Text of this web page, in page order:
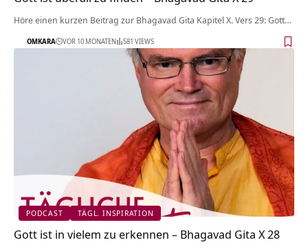
Höre einen kurzen Beitrag zur Bhagavad Gita Kapitel X. Vers 29: Gott…
OMKARA VOR 10 MONATEN 581 VIEWS
PODCAST TÄGL. INSPIRATION
Gott ist in vielem zu erkennen – Bhagavad Gita X 28